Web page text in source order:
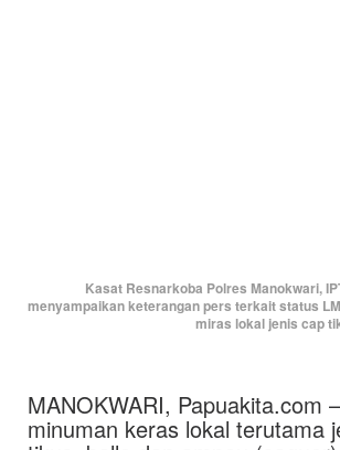
Kasat Resnarkoba Polres Manokwari,
menyampaikan keterangan pers terkait status
miras lokal jenis cap
MANOKWARI, Papuakita.com
minuman keras lokal terutama